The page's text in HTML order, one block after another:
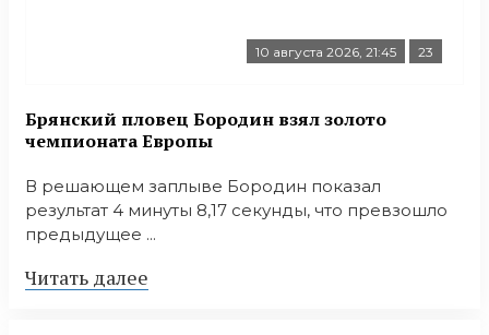
10 августа 2026, 21:45 23
Брянский пловец Бородин взял золото
чемпионата Европы
В решающем заплыве Бородин показал
результат 4 минуты 8,17 секунды, что превзошло
предыдущее ...
Читать далее